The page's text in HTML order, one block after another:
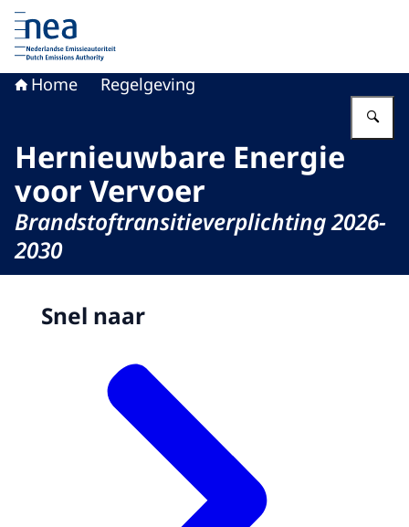
Naar de homepage van Nederlandse Emissieautoriteit
Home Regelgeving
Hernieuwbare Energie
voor Vervoer
Brandstoftransitieverplichting 2026-
2030
Snel naar